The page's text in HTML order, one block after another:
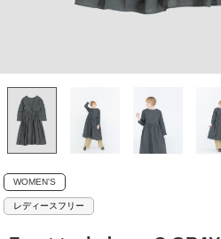
WOMEN'S
レディースフリー